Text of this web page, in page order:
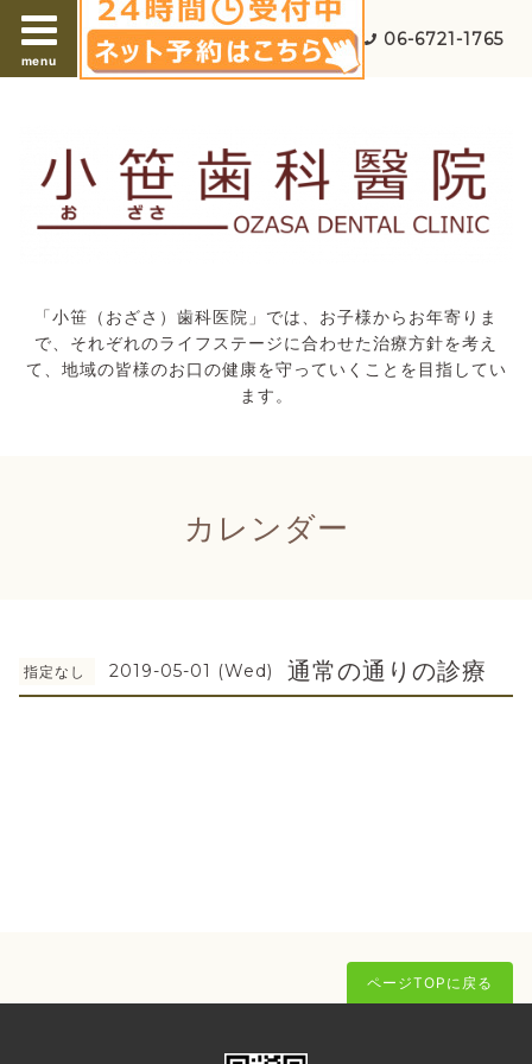
menu
06-6721-1765
「小笹（おざさ）歯科医院」では、お子様からお年寄りま
で、それぞれのライフステージに合わせた治療方針を考え
て、地域の皆様のお口の健康を守っていくことを目指してい
ます。
カレンダー
指定なし 2019-05-01 (Wed) 通常の通りの診療
ページTOPに戻る